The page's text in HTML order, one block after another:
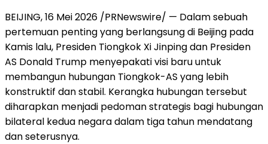
BEIJING, 16 Mei 2026 /PRNewswire/ — Dalam sebuah
pertemuan penting yang berlangsung di Beijing pada
Kamis lalu, Presiden Tiongkok Xi Jinping dan Presiden
AS Donald Trump menyepakati visi baru untuk
membangun hubungan Tiongkok-AS yang lebih
konstruktif dan stabil. Kerangka hubungan tersebut
diharapkan menjadi pedoman strategis bagi hubungan
bilateral kedua negara dalam tiga tahun mendatang
dan seterusnya.